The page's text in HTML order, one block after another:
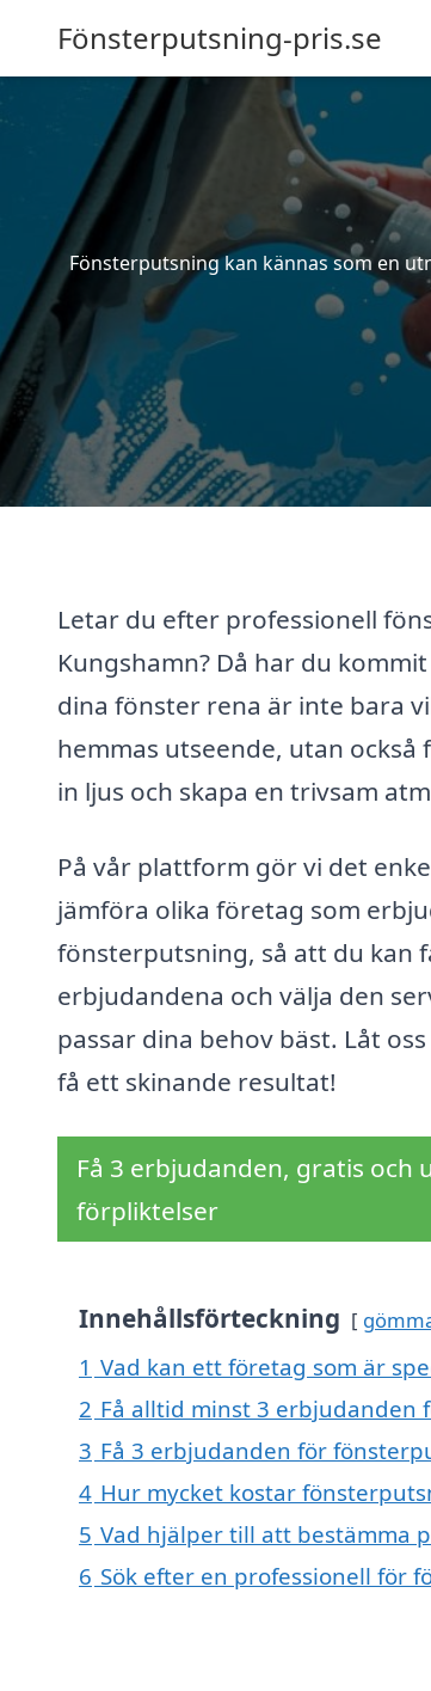
Fönsterputsning-pris.se
Fönsterputsning kan kännas som en
Letar du efter professionell
Kungshamn? Då har du
dina fönster rena är inte bara
hemmas utseende, utan också
in ljus och skapa en trivsam
På vår plattform gör vi det
jämföra olika företag som
fönsterputsning, så att du kan
erbjudandena och välja den
passar dina behov bäst. Låt
få ett skinande resultat!
Få 3 erbjudanden, gratis och
förpliktelser
Innehållsförteckning
1 Vad kan ett företag som är
2 Få alltid minst 3 erbjudanden
3 Få 3 erbjudanden för
4 Hur mycket kostar
5 Vad hjälper till att bestämma
6 Sök efter en professionell för